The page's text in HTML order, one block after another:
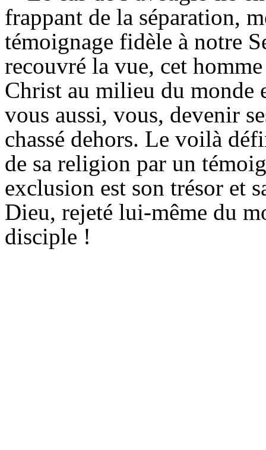
frappant de la séparation,
témoignage fidèle à notre
recouvré la vue, cet
Christ au milieu du monde
vous aussi, vous, devenir
chassé dehors. Le voilà
de sa religion par un
exclusion est son trésor et
Dieu, rejeté lui-même du
disciple !